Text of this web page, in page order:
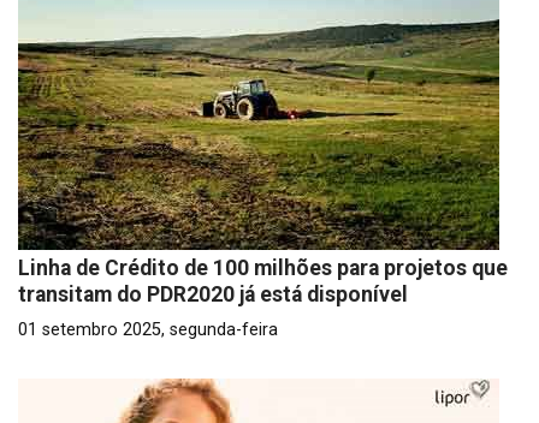
Linha de Crédito de 100 milhões para projetos que
transitam do PDR2020 já está disponível
01 setembro 2025, segunda-feira